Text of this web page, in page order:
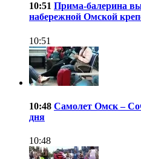
10:51 Прима-балерина
набережной Омской
10:51
10:48 Самолет Омск –
дня
10:48